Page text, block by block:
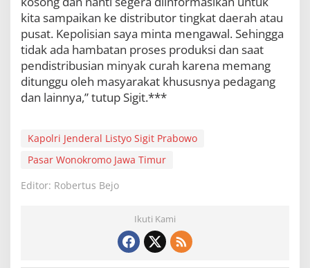
kita sampaikan ke distributor tingkat daerah atau
pusat. Kepolisian saya minta mengawal. Sehingga
tidak ada hambatan proses produksi dan saat
pendistribusian minyak curah karena memang
ditunggu oleh masyarakat khususnya pedagang
dan lainnya,” tutup Sigit.***
Kapolri Jenderal Listyo Sigit Prabowo
Pasar Wonokromo Jawa Timur
Editor: Robertus Bejo
Ikuti Kami